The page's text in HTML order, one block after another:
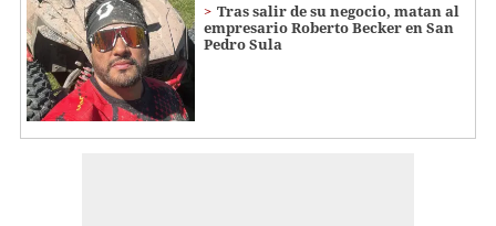
Tras salir de su negocio, matan al
empresario Roberto Becker en San
Pedro Sula